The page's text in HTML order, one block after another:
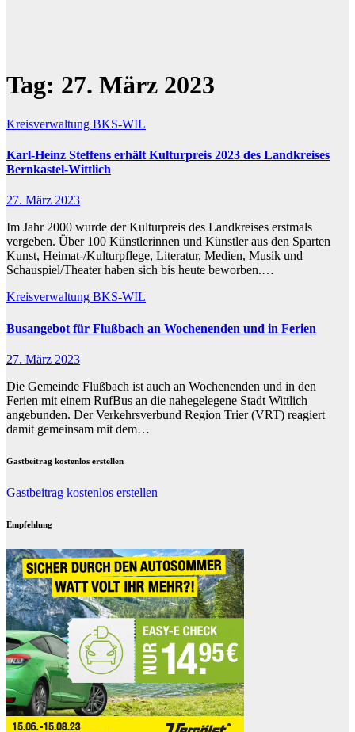
Tag: 27. März 2023
Kreisverwaltung BKS-WIL
Karl-Heinz Steffens erhält Kulturpreis 2023 des Landkreises
Bernkastel-Wittlich
27. März 2023
Im Jahr 2000 wurde der Kulturpreis des Landkreises erstmals
vergeben. Über 100 Künstlerinnen und Künstler aus den Sparten
Kunst, Heimat-/Kulturpflege, Literatur, Medien, Musik und
Schauspiel/Theater haben sich bis heute beworben.…
Kreisverwaltung BKS-WIL
Busangebot für Flußbach an Wochenenden und in Ferien
27. März 2023
Die Gemeinde Flußbach ist auch an Wochenenden und in den
Ferien mit einem RufBus an die nahegelegene Stadt Wittlich
angebunden. Der Verkehrsverbund Region Trier (VRT) reagiert
damit gemeinsam mit dem…
Gastbeitrag kostenlos erstellen
Gastbeitrag kostenlos erstellen
Empfehlung